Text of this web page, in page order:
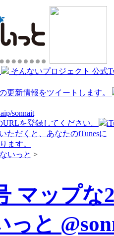
そんないプロジェクト 公式
更新情報をツイートします。
sonnait
URLを登録してください。
ただくと、あなたのiTunesに
ます。
いっと >
マップな
っと